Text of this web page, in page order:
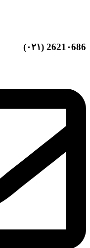
2621۰686 (۰۲۱)